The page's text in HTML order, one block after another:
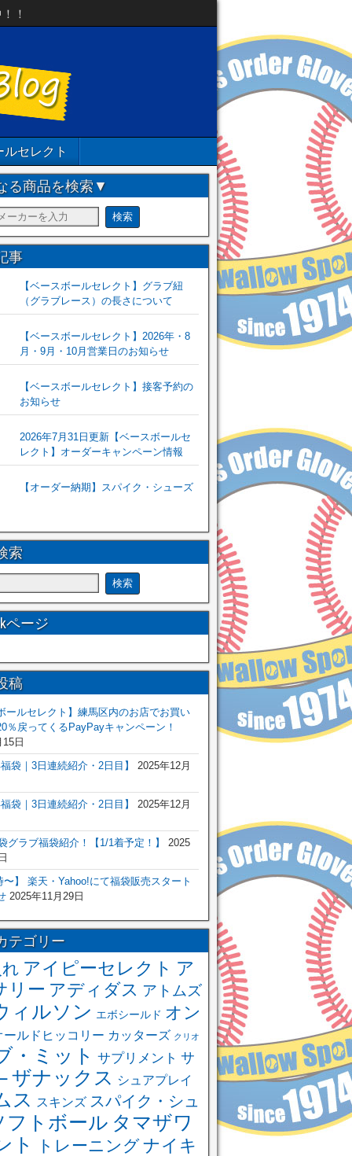
！
セレクト
る商品を検索▼
事
【ベースボールセレクト】グラブ紐
（グラブレース）の長さについて
【ベースボールセレクト】2026年・8
月・9月・10月営業日のお知らせ
【ベースボールセレクト】接客予約の
お知らせ
2026年7月31日更新【ベースボールセ
レクト】オーダーキャンペーン情報
【オーダー納期】スパイク・シューズ
索
ページ
稿
ールセレクト】練馬区内のお店でお買い
％戻ってくるPayPayキャンペーン！
日
袋｜3日連続紹介・2日目】
2025年12月
袋｜3日連続紹介・2日目】 2025年12月
グラブ福袋紹介！【1/1着予定！】
2025
〜】 楽天・Yahoo!にて福袋販売スタート
2025年11月29日
テゴリー
アイピーセレクト ア
リー アディダス アトムズ
ィルソン エボシールド オン
ールドヒッコリー カッターズ クリオ
・ミット サプリメント サ
ザナックス シュアプレイ
ス スキンズ スパイク・シュ
フトボール タマザワ
ト
トレーニングナイキ